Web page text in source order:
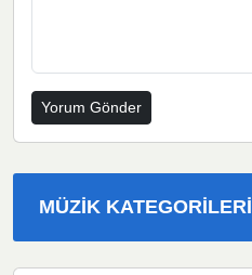
MÜZIK KATEGORILERI